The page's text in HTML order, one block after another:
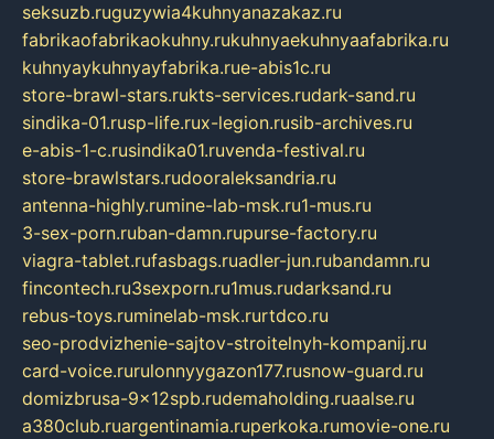
seksuzb.ruguzywia4kuhnyanazakaz.ru
fabrikaofabrikaokuhny.rukuhnyaekuhnyaafabrika.ru
kuhnyaykuhnyayfabrika.rue-abis1c.ru
store-brawl-stars.rukts-services.rudark-sand.ru
sindika-01.rusp-life.rux-legion.rusib-archives.ru
e-abis-1-c.rusindika01.ruvenda-festival.ru
store-brawlstars.rudooraleksandria.ru
antenna-highly.rumine-lab-msk.ru1-mus.ru
3-sex-porn.ruban-damn.rupurse-factory.ru
viagra-tablet.rufasbags.ruadler-jun.rubandamn.ru
fincontech.ru3sexporn.ru1mus.rudarksand.ru
rebus-toys.ruminelab-msk.rurtdco.ru
seo-prodvizhenie-sajtov-stroitelnyh-kompanij.ru
card-voice.rurulonnyygazon177.rusnow-guard.ru
domizbrusa-9x12spb.rudemaholding.ruaalse.ru
a380club.ruargentinamia.ruperkoka.rumovie-one.ru